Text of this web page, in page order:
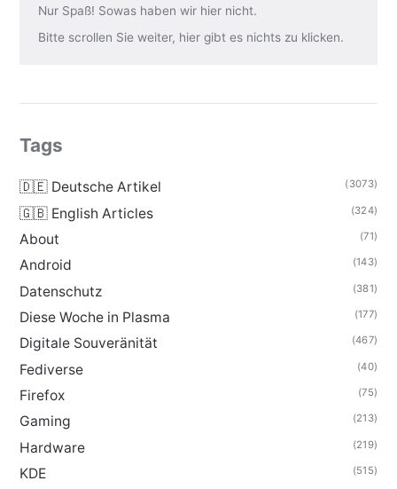
Nur Spaß! Sowas haben wir hier nicht.
Bitte scrollen Sie weiter, hier gibt es nichts zu klicken.
Tags
🇩🇪 Deutsche Artikel (3073)
🇬🇧 English Articles (324)
About (71)
Android (143)
Datenschutz (381)
Diese Woche in Plasma (177)
Digitale Souveränität (467)
Fediverse (40)
Firefox (75)
Gaming (213)
Hardware (219)
KDE (515)